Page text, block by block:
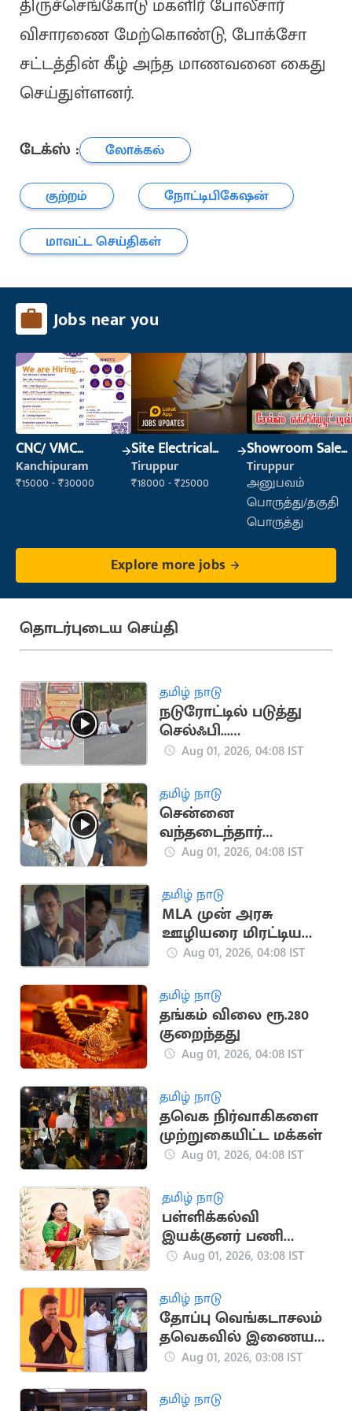
திருச்செங்கோடு மகளிர் போலீசார்
விசாரணை மேற்கொண்டு, போக்சோ
சட்டத்தின் கீழ் அந்த மாணவனை கைது
செய்துள்ளனர்.
டேக்ஸ் :
லோக்கல்
குற்றம்
நோட்டிபிகேஷன்
மாவட்ட செய்திகள்
Jobs near you
CNC/ VMC
Operator
Kanchipuram
₹15000 - ₹30000
Site Electrical
Engineer
Tiruppur
₹18000 - ₹25000
Showroom Sales
Executive (Retail
Sales)
Tiruppur
அனுபவம்
பொருத்து/தகுதி
பொருத்து
Explore more jobs
தொடர்புடைய செய்தி
தமிழ் நாடு
நடுரோட்டில் படுத்து
செல்ஃபி...
மதுபோதையில்
Aug 01, 2026, 04:08 IST
தமிழ் நாடு
சென்னை
வந்தடைந்தார்
மக்களவை
ராகுல் காந்தி
Aug 01, 2026, 04:08 IST
தமிழ் நாடு
MLA முன் அரசு
ஊழியரை மிரட்டிய
தவெகவினர்
Aug 01, 2026, 04:08 IST
தமிழ் நாடு
தங்கம் விலை ரூ.280
குறைந்தது
Aug 01, 2026, 04:08 IST
தமிழ் நாடு
தவெக நிர்வாகிகளை
முற்றுகையிட்ட மக்கள்
Aug 01, 2026, 04:08 IST
தமிழ் நாடு
பள்ளிக்கல்வி
இயக்குனர் பணி
கூடுதல் பொறுப்பாக
Aug 01, 2026, 03:08 IST
தமிழ் நாடு
தோப்பு வெங்கடாசலம்
தவெகவில் இணைய
திட்டம்?
Aug 01, 2026, 03:08 IST
தமிழ் நாடு